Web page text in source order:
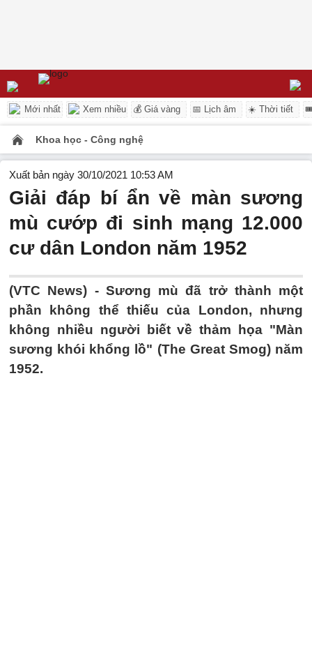
Mới nhất Xem nhiều 💰 Giá vàng 📅 Lịch âm ☀️ Thời tiết
Khoa học - Công nghệ
Xuất bản ngày 30/10/2021 10:53 AM
Giải đáp bí ẩn về màn sương
mù cướp đi sinh mạng 12.000
cư dân London năm 1952
(VTC News) - Sương mù đã trở thành một
phần không thể thiếu của London, nhưng
không nhiều người biết về thảm họa "Màn
sương khói khổng lồ" (The Great Smog) năm
1952.